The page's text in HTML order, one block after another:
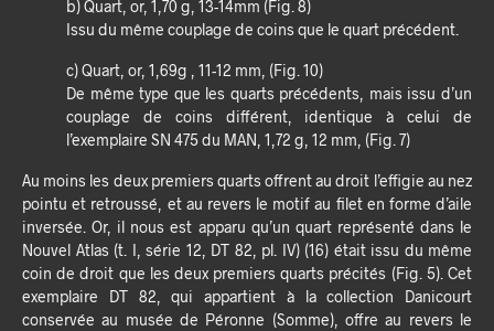
b) Quart, or, 1,70 g, 13-14mm (Fig. 8)
Issu du même couplage de coins que le quart précédent.
c) Quart, or, 1,69g , 11-12 mm, (Fig. 10)
De même type que les quarts précédents, mais issu d’un
couplage de coins différent, identique à celui de
l’exemplaire SN 475 du MAN, 1,72 g, 12 mm, (Fig. 7)
Au moins les deux premiers quarts offrent au droit l’effigie au nez
pointu et retroussé, et au revers le motif au filet en forme d’aile
inversée. Or, il nous est apparu qu’un quart représenté dans le
Nouvel Atlas (t. I, série 12, DT 82, pl. IV) (16) était issu du même
coin de droit que les deux premiers quarts précités (Fig. 5). Cet
exemplaire DT 82, qui appartient à la collection Danicourt
conservée au musée de Péronne (Somme), offre au revers le